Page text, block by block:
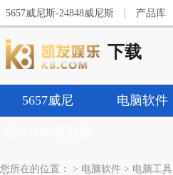
5657威尼斯-24848威尼斯 | 产品库
下载
5657威尼 电脑软件
您所在的位置： > 电脑软件 > 电脑工具